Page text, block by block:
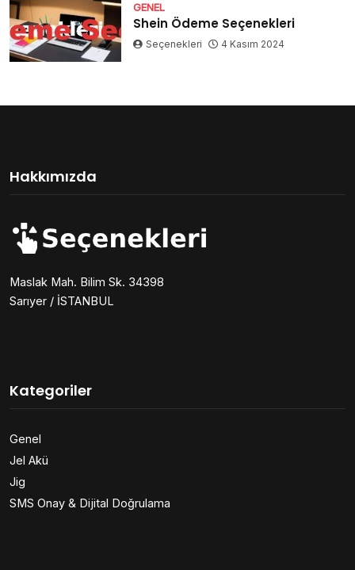
GENEL
Shein Ödeme Seçenekleri
Seçenekleri 4 Kasım 2024
Hakkımızda
Maslak Mah. Bilim Sk. 34398
Sarıyer / İSTANBUL
Kategoriler
Genel
Jel Akü
Jig
SMS Onay & Dijital Doğrulama